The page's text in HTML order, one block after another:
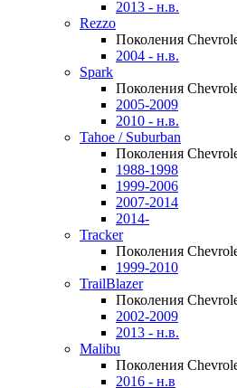
2013 - н.в.
Rezzo
Поколения
2004 - н.в.
Spark
Поколения
2005-2009
2010 - н.в.
Tahoe / Suburban
Поколения
1988-1998
1999-2006
2007-2014
2014-
Tracker
Поколения
1999-2010
TrailBlazer
Поколения
2002-2009
2013 - н.в.
Malibu
Поколения
2016 - н.в